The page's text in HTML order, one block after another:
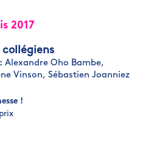
2017
collégiens
Alexandre Oho Bambe,
Vinson, Sébastien Joanniez
!